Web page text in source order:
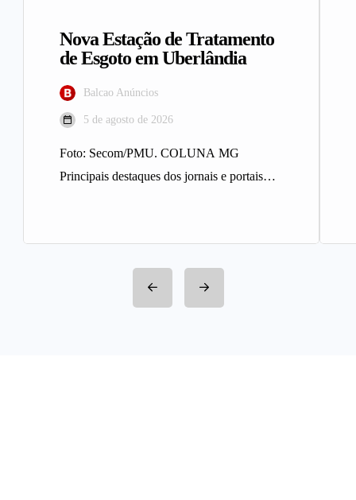
Nova Estação de Tratamento
de Esgoto em Uberlândia
Balcao Anúncios
5 de agosto de 2026
Foto: Secom/PMU. COLUNA MG
Principais destaques dos jornais e portais